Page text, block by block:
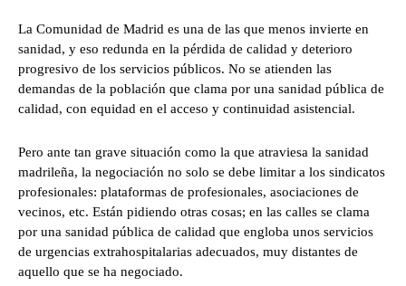
La Comunidad de Madrid es una de las que menos invierte en
sanidad, y eso redunda en la pérdida de calidad y deterioro
progresivo de los servicios públicos. No se atienden las
demandas de la población que clama por una sanidad pública de
calidad, con equidad en el acceso y continuidad asistencial.
Pero ante tan grave situación como la que atraviesa la sanidad
madrileña, la negociación no solo se debe limitar a los sindicatos
profesionales: plataformas de profesionales, asociaciones de
vecinos, etc. Están pidiendo otras cosas; en las calles se clama
por una sanidad pública de calidad que engloba unos servicios
de urgencias extrahospitalarias adecuados, muy distantes de
aquello que se ha negociado.